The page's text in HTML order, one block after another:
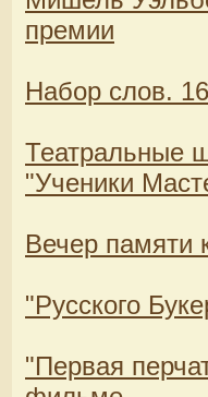
премии
Набор слов.
Театральные
"Ученики
Вечер памяти
"Русского
"Первая